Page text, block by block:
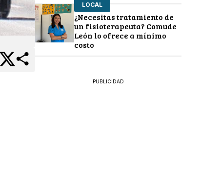
LOCAL
¿Necesitas tratamiento de
un fisioterapeuta? Comude
León lo ofrece a mínimo
costo
PUBLICIDAD